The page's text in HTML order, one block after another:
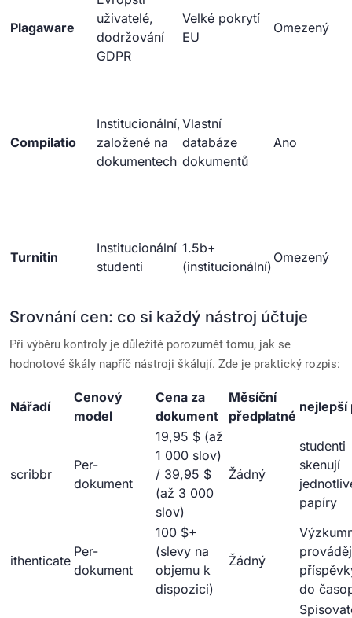
Plagaware
uživatelé,
dodržování
GDPR
Velké pokrytí
EU
Omezený
Compilatio
Institucionální,
založené na
dokumentech
Vlastní
databáze
dokumentů
Ano
Turnitin
Institucionální
studenti
1.5b+
(institucionální)
Omezený
Srovnání cen: co si každý nástroj účtuje
Při výběru kontroly je důležité porozumět tomu, jak se
hodnotové škály napříč nástroji škálují. Zde je praktický rozpis:
Nářadí
Cenový
model
Cena za
dokument
Měsíční
předplatné
nejlepší
scribbr
Per-
dokument
19,95 $ (až
1 000 slov)
/ 39,95 $
(až 3 000
slov)
Žádný
studenti
skenují
papíry
ithenticate
Per-
dokument
100 $+
(slevy na
objemu k
dispozici)
Žádný
do